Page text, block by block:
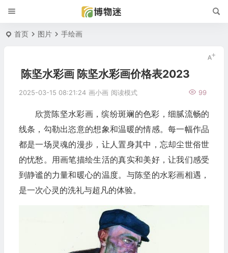
首页 图片 手绘画
陈坚水彩画 陈坚水彩画价格表2023
2025-03-15 08:21:24 画小画 99
阅读模式
欣赏陈坚水彩画，缤纷斑斓的色彩，细腻流畅的
线条，勾勒出恣意的想象和温暖的情感。每一幅作品
都是一场灵魂的漫步，让人置身其中，忘却尘世俗世
的忧愁。用画笔描绘生活的真实和美好，让我们感受
到静谧的力量和暖心的温度。与陈坚的水彩画相遇，
是一次心灵的洗礼与超凡的体验。